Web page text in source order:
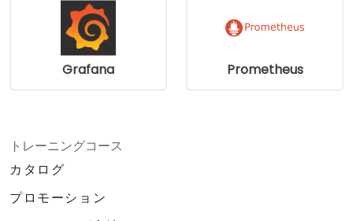
Grafana Prometheus
トレーニングコース
カタログ
プロモーション